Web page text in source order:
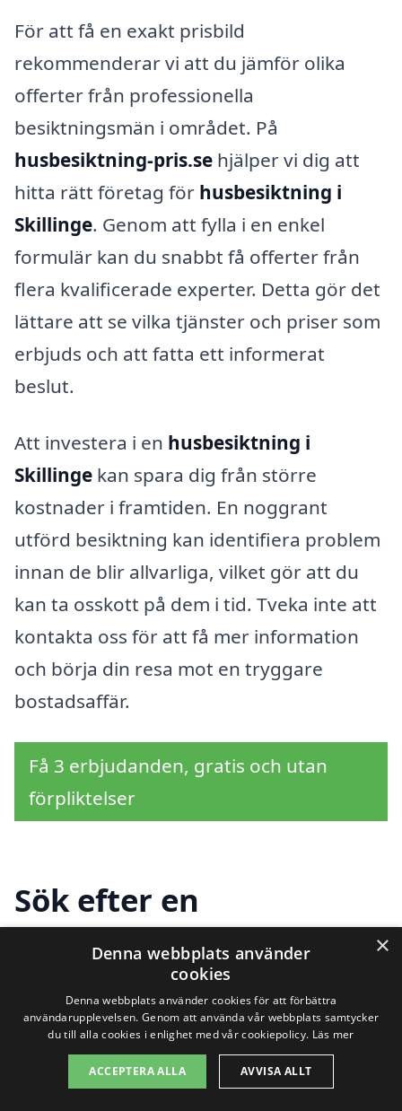
För att få en exakt prisbild
rekommenderar vi att du jämför olika
offerter från professionella
besiktningsmän i området. På
husbesiktning-pris.se hjälper vi dig att
hitta rätt företag för husbesiktning i
Skillinge. Genom att fylla i en enkel
formulär kan du snabbt få offerter från
flera kvalificerade experter. Detta gör det
lättare att se vilka tjänster och priser som
erbjuds och att fatta ett informerat
beslut.
Att investera i en husbesiktning i
Skillinge kan spara dig från större
kostnader i framtiden. En noggrant
utförd besiktning kan identifiera problem
innan de blir allvarliga, vilket gör att du
kan ta osskott på dem i tid. Tveka inte att
kontakta oss för att få mer information
och börja din resa mot en tryggare
bostadsaffär.
Få 3 erbjudanden, gratis och utan
förpliktelser
Sök efter en
professionell för
husbesiktning i andra
städer nära Skillinge
Att hitta rätt företag förhusbesiktning i
×
Denna webbplats använder
cookies
Denna webbplats använder cookies för att förbättra
användarupplevelsen. Genom att använda vår webbplats samtycker
du till alla cookies i enlighet med vår cookiepolicy. Läs mer
ACCEPTERA ALLA AVVISA ALLT